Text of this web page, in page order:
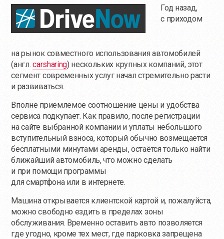
Год назад,
с приходом
на рынок совместного использования автомобилей
(англ.carsharing) нескольких крупных компаний, этот
сегмент современных услуг начал стремительно расти
и развиваться.
Вполне приемлемое соотношение цены и удобства
сервиса подкупает. Как правило, после регистрации
на сайте выбранной компании и уплаты небольшого
вступительный взноса, который обычно возмещается
бесплатными минутами аренды, остаётся только найти
ближайший автомобиль, что можно сделать
и при помощи программы
для смартфона или в интернете.
Машина открывается клиентской картой и, пожалуйста,
можно свободно ездить в пределах зоны
обслуживания. Временно оставить авто позволяется
где угодно, кроме тех мест, где парковка запрещена